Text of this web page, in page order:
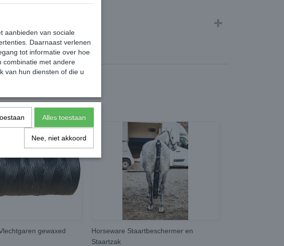
gewaxed
Horseware Staartbeschermer en
Staartzak
aanbieden van sociale
Daarnaast verlenen
tot informatie over hoe
combinatie met andere
van hun diensten of die u
Alles toestaan
Nee, niet akkoord